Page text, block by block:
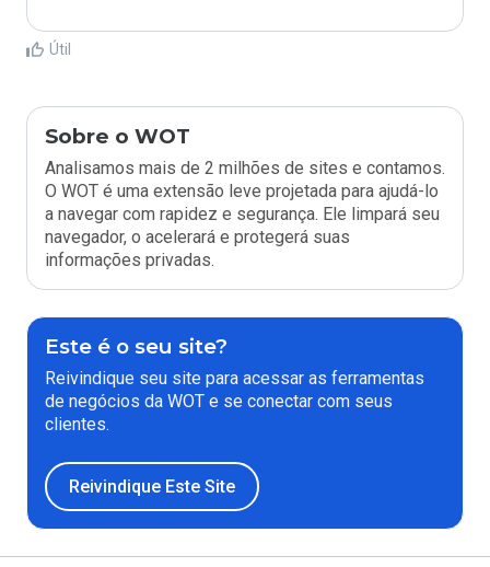
Útil
Sobre o WOT
Analisamos mais de 2 milhões de sites e contamos.
O WOT é uma extensão leve projetada para ajudá-lo
a navegar com rapidez e segurança. Ele limpará seu
navegador, o acelerará e protegerá suas
informações privadas.
Este é o seu site?
Reivindique seu site para acessar as ferramentas
de negócios da WOT e se conectar com seus
clientes.
Reivindique Este Site